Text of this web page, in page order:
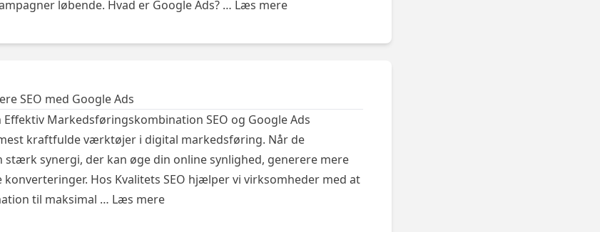
løbende. Hvad er Google Ads? … Læs mere
SEO med Google Ads
Effektiv Markedsføringskombination SEO og Google Ads
kraftfulde værktøjer i digital markedsføring. Når de
stærk synergi, der kan øge din online synlighed, generere mere
Hos Kvalitets SEO hjælper vi virksomheder med at
til maksimal … Læs mere